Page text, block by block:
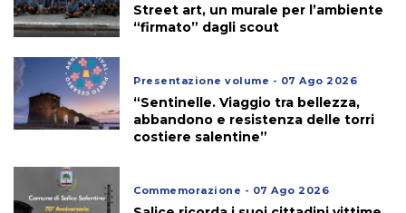
Street art, un murale per l’ambiente
“firmato” dagli scout
Presentazione volume - 07 Ago 2026
“Sentinelle. Viaggio tra bellezza,
abbandono e resistenza delle torri
costiere salentine”
Commemorazione - 07 Ago 2026